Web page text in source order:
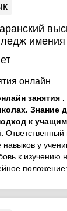
онлайн
занятия
Знание
к
Ответственный
у
к изучению